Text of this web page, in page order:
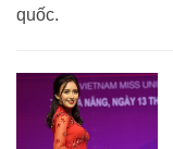
quốc.